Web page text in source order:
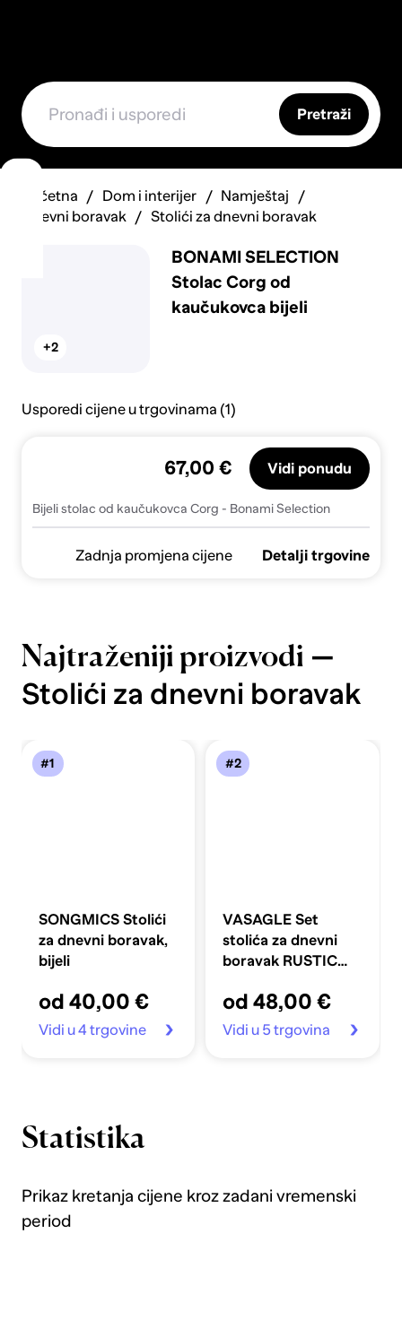
Pretraži
Početna Dom i interijer
Namještaj
Dnevni boravak
Stolići za dnevni boravak
+2
BONAMI SELECTION
Stolac Corg od
kaučukovca bijeli
Usporedi cijene u trgovinama (1)
Bijeli stolac od kaučukovca Corg - Bonami Selection
67,00 € Vidi ponudu
Zadnja promjena cijene Detalji trgovine
Najtraženiji proizvodi —
Stolići za dnevni boravak
#1
SONGMICS Stolići
za dnevni boravak,
bijeli
od 40,00 €
Vidi u 4 trgovine
#2
VASAGLE Set
stolića za dnevni
boravak RUSTIC
od 48,00 €
Vidi u 5 trgovina
Statistika
Prikaz kretanja cijene kroz zadani vremenski
period